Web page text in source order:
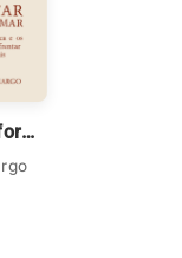
(Re)Inventar para Transformar